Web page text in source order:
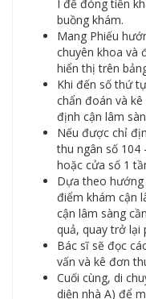
I để đóng tiền
buồng khám.
Mang Phiếu
chuyên khoa và
hiển thị trên
Khi đến số thứ
chẩn đoán và
định cận lâm
Nếu được chỉ
thu ngân số 104
hoặc cửa số 1
Dựa theo
điểm khám cận
cận lâm sàng
quả, quay trở lại
Bác sĩ sẽ đọc
vấn và kê đơn
Cuối cùng, di
diện nhà A) để